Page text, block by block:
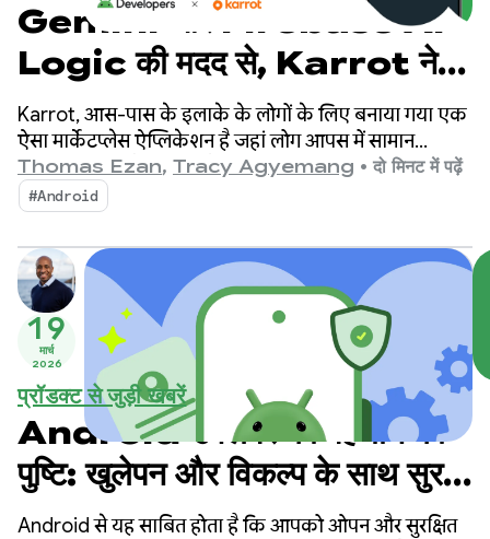
Gemini और Firebase AI
Logic की मदद से, Karrot ने दो
हफ़्तों से भी कम समय में अनुवाद की
सुविधा तैयार की और बिक्री बढ़ाई
Karrot, आस-पास के इलाके के लोगों के लिए बनाया गया एक
ऐसा मार्केटप्लेस ऐप्लिकेशन है जहां लोग आपस में सामान
खरीदते, बेचते, और बदलते हैं. इस ऐप्लिकेशन पर, पुष्टि किए गए
लोग ही सामान खरीद, बेच, और बदल सकते हैं. इस प्लैटफ़ॉर्म को
2015 में दक्षिण कोरिया में लॉन्च किया गया था. इसके बाद, यह
दुनिया भर के बाज़ारों में फैल गया. इस पर 4.3 करोड़ से ज़्यादा
लोग रजिस्टर कर चुके हैं.
Thomas Ezan, Tracy Agyemang • दो मिनट में पढ़ें
#Android
19
मार्च
2026
प्रॉडक्ट से जुड़ी खबरें
Android डेवलपर की पहचान की
पुष्टि: खुलेपन और विकल्प के साथ सुरक्षा
को बैलेंस करना
Android से यह साबित होता है कि आपको ओपन और सुरक्षित